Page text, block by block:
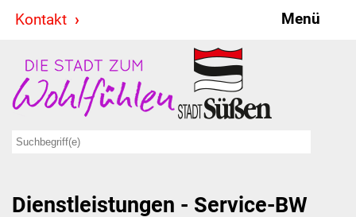
Kontakt Menü
Stadt & Politik
Bürgermeister
Ausschüsse
Dienstleistungen - Service-BW